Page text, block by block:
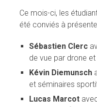
Ce mois-ci, les
été conviés à
Sébastien Clerc
de vue par drone
Kévin Diemunsch
et séminaires
Lucas Marcot